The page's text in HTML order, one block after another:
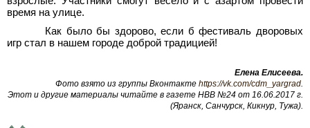
время на улице.
Как было бы здорово, если б фестиваль дворовых
игр стал в нашем городе доброй традицией!
Елена Елисеева.
Фото взято из группы Вконтакте https://vk.com/cdm_yargrad
Этот и другие материалы читайте в газете НВВ №24 от 16.06.2017 г.
(Яранск, Санчурск, Кикнур, Тужа).